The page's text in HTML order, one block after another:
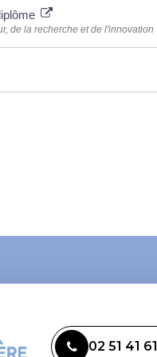
de la recherche et de l'innovation
02 51 41